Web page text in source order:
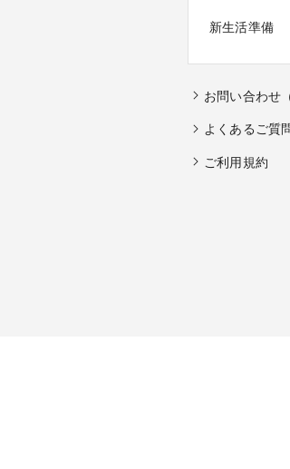
新生活準備
お問い合わせ
よくあるご質
ご利用規約